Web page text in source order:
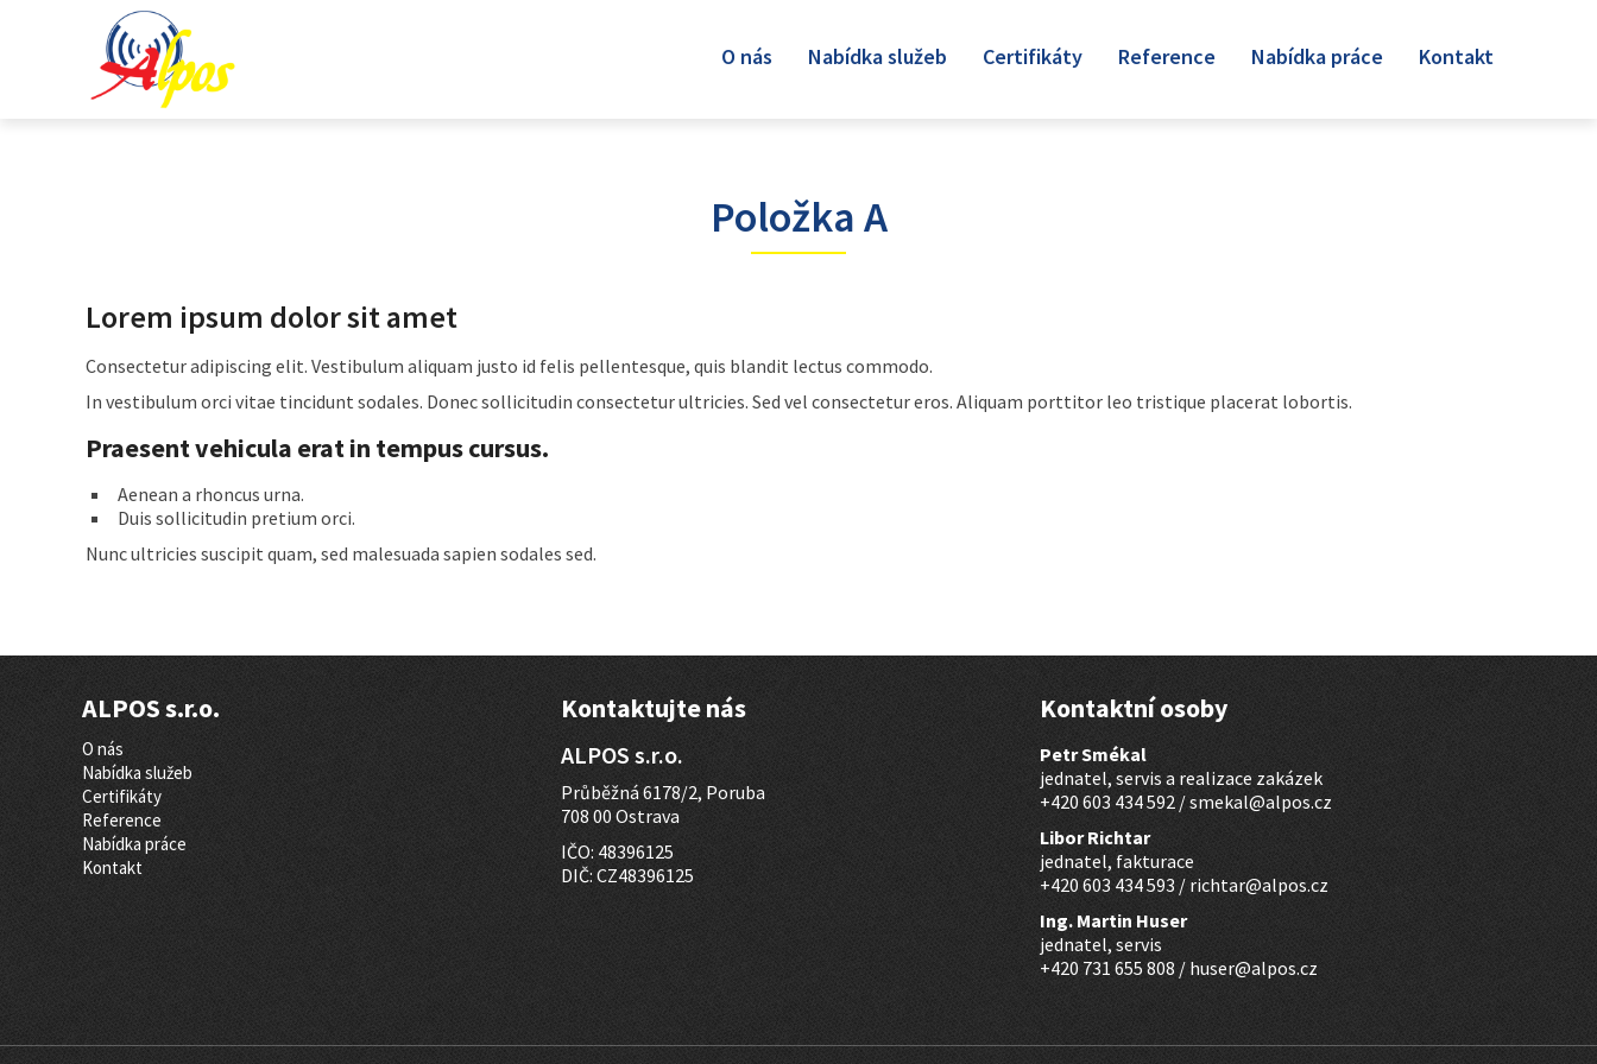
O nás Nabídka služeb Certifikáty Reference Nabídka práce Kontakt
Položka A
Lorem ipsum dolor sit amet
Consectetur adipiscing elit. Vestibulum aliquam justo id felis pellentesque, quis blandit lectus commodo.
In vestibulum orci vitae tincidunt sodales. Donec sollicitudin consectetur ultricies. Sed vel consectetur eros. Aliquam porttitor leo tristique placerat lobortis.
Praesent vehicula erat in tempus cursus.
Aenean a rhoncus urna.
Duis sollicitudin pretium orci.
Nunc ultricies suscipit quam, sed malesuada sapien sodales sed.
ALPOS s.r.o.
O nás
Nabídka služeb
Certifikáty
Reference
Nabídka práce
Kontakt
Kontaktujte nás
ALPOS s.r.o.
Průběžná 6178/2, Poruba
708 00 Ostrava
IČO: 48396125
DIČ: CZ48396125
Kontaktní osoby
Petr Smékal
jednatel, servis a realizace zakázek
+420 603 434 592 /smekal@alpos.cz
Libor Richtar
jednatel, fakturace
+420 603 434 593 / richtar@alpos.cz
Ing. Martin Huser
jednatel, servis
+420 731 655 808 / huser@alpos.cz